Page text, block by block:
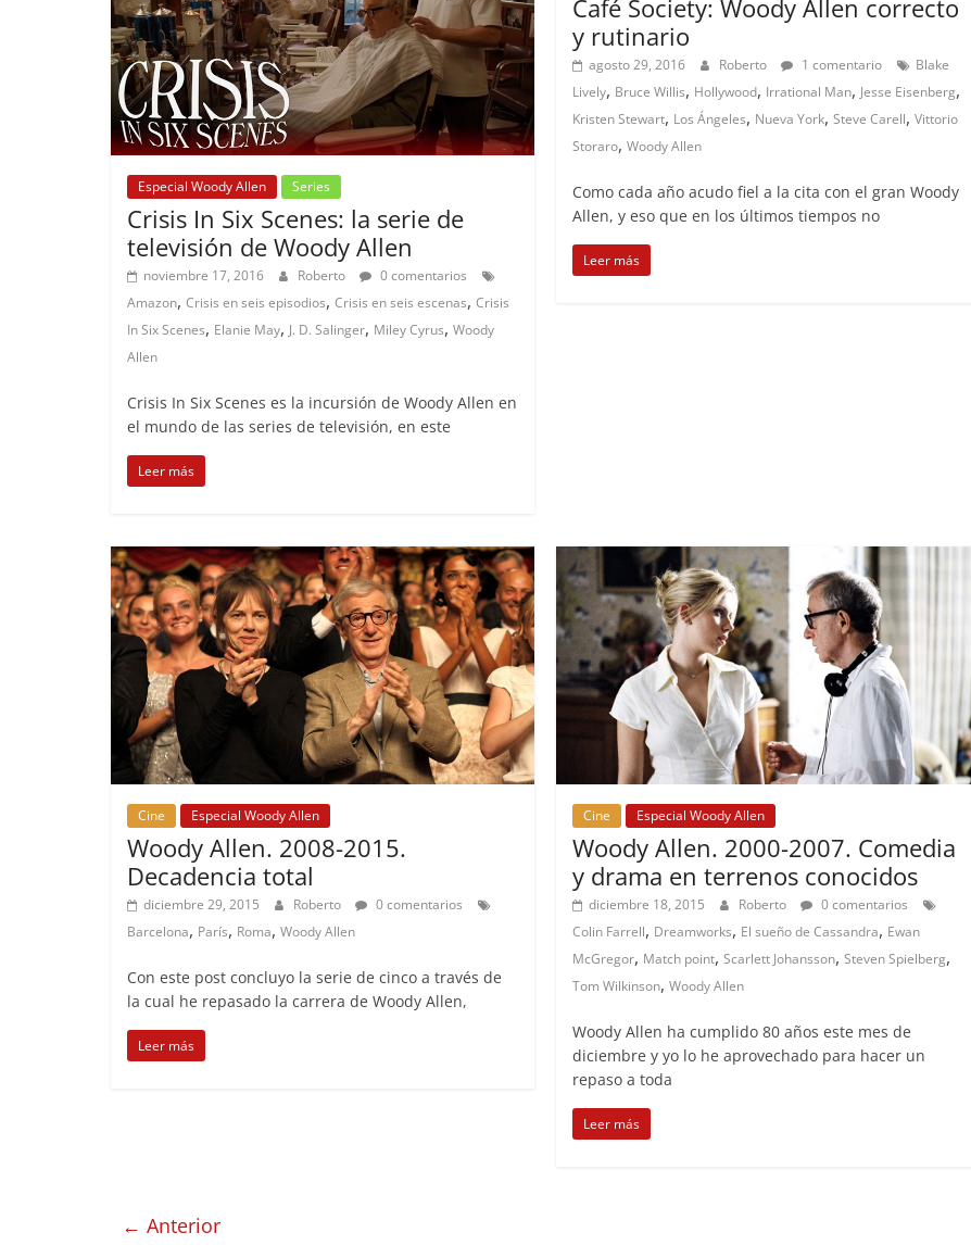
Especial Woody Allen Series
Crisis In Six Scenes: la serie de
televisión de Woody Allen
noviembre 17, 2016 Roberto
0 comentarios
Amazon, Crisis en seis episodios, Crisis en seis escenas, Crisis
In Six Scenes, Elanie May, J. D. Salinger, Miley Cyrus, Woody
Allen
Crisis In Six Scenes es la incursión de Woody Allen en
el mundo de las series de televisión, en este
Leer más
Café Society: Woody Allen correcto
y rutinario
agosto 29, 2016 Roberto 1 comentario
Blake
Lively, Bruce Willis, Hollywood, Irrational Man, Jesse Eisenberg,
Kristen Stewart, Los Ángeles, Nueva York,Steve Carell,Vittorio
Storaro,Woody Allen
Como cada año acudo fiel a la cita con el gran Woody
Allen, y eso que en los últimos tiempos no
Leer más
Cine Especial Woody Allen
Woody Allen. 2008-2015.
Decadencia total
diciembre 29, 2015 Roberto
0 comentarios
Barcelona, París, Roma, Woody Allen
Con este post concluyo la serie de cinco a través de
la cual he repasado la carrera de Woody Allen,
Leer más
Cine Especial Woody Allen
Woody Allen. 2000-2007. Comedia
y drama en terrenos conocidos
diciembre 18, 2015 Roberto
0 comentarios
Colin Farrell, Dreamworks, El sueño de Cassandra, Ewan
McGregor, Match point,Scarlett Johansson,Steven Spielberg,
Tom Wilkinson,Woody Allen
Woody Allen ha cumplido 80 años este mes de
diciembre y yo lo he aprovechado para hacer un
repaso a toda
Leer más
← Anterior